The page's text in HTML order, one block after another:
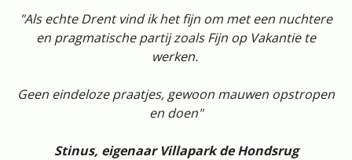
"Als echte Drent vind ik het fijn om met een nuchtere
en pragmatische partij zoals Fijn op Vakantie te
werken.
Geen eindeloze praatjes, gewoon mauwen opstropen
en doen"
Stinus, eigenaar Villapark de Hondsrug